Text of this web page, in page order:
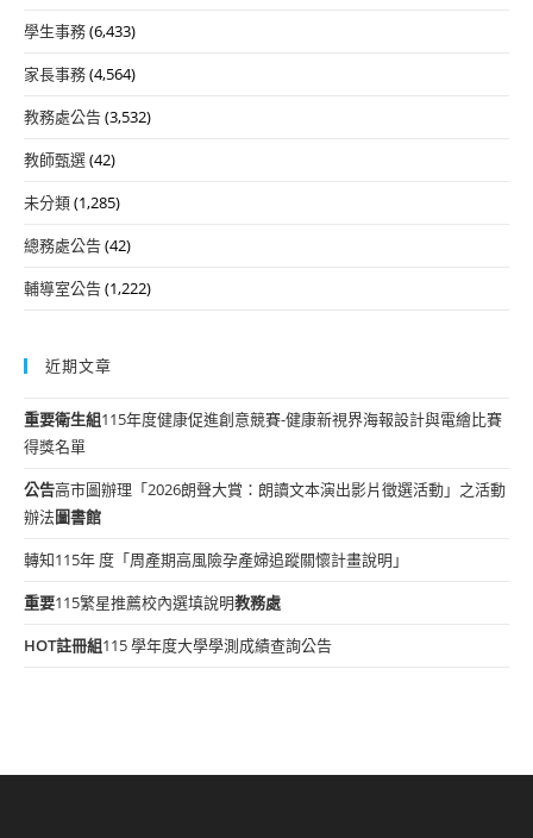
學生事務(6,433)
家長事務(4,564)
教務處公告(3,532)
教師甄選(42)
未分類(1,285)
總務處公告(42)
輔導室公告(1,222)
近期文章
重要衛生組115年度健康促進創意競賽-健康新視界海報設計與電繪比賽
得獎名單
公告高市圖辦理「2026朗聲大賞：朗讀文本演出影片徵選活動」之活動
辦法圖書館
轉知115年 度「周產期高風險孕產婦追蹤關懷計畫說明」
重要115繁星推薦校內選填說明教務處
HOT註冊組115 學年度大學學測成績查詢公告